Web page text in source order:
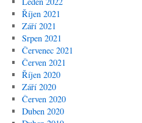
Říjen 2021
Září 2021
Srpen 2021
Červenec 2021
Červen 2021
Říjen 2020
Září 2020
Červen 2020
Duben 2020